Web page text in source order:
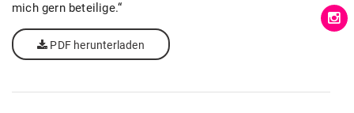
mich gern beteilige.“
PDF herunterladen